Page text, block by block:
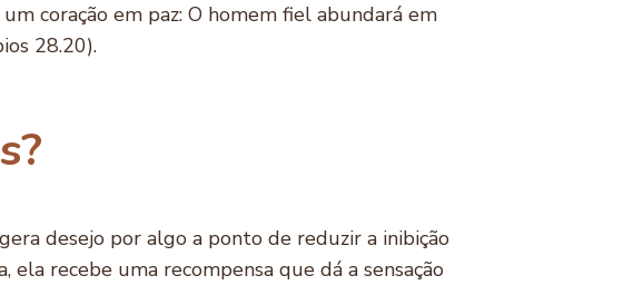
coração em paz: O homem fiel abundará em
28.20).
desejo por algo a ponto de reduzir a inibição
ela recebe uma recompensa que dá a sensação